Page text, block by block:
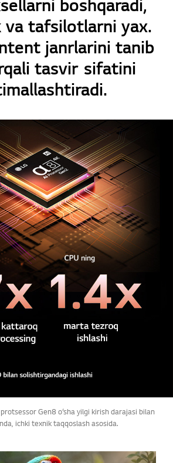
va tafsilotlarni yax.
janrlarini tanib
tasvir sifatini
Gen8 o‘sha yilgi kirish darajasi bilan
ichki texnik taqqoslash asosida.